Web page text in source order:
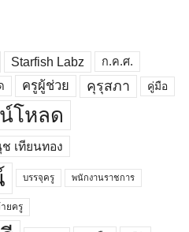
Starfish Labz ก.ค.ศ.
ครูผู้ช่วย คุรุสภา คู่มือ
โหลด
เทียนทอง
บรรจุครู พนักงานราชการ
ยครู